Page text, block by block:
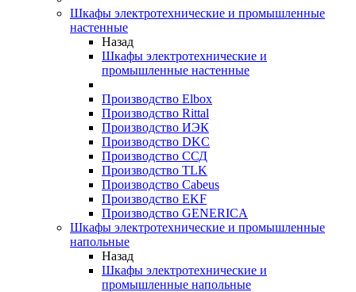
Шкафы электротехнические и промышленные
настенные
Назад
Шкафы электротехнические и
промышленные настенные
Производство Elbox
Производство Rittal
Производство ИЭК
Производство DKC
Производство ССД
Производство TLK
Производство Cabeus
Производство EKF
Производство GENERICA
Шкафы электротехнические и промышленные
напольные
Назад
Шкафы электротехнические и
промышленные напольные